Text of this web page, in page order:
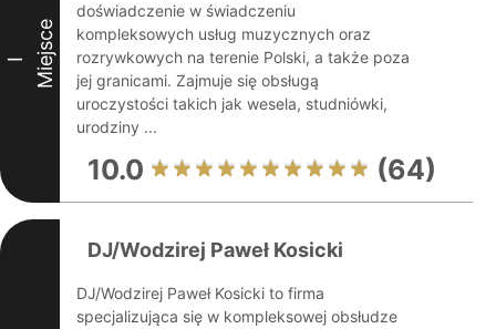
I Miejsce
doświadczenie w świadczeniu
kompleksowych usług muzycznych oraz
rozrywkowych na terenie Polski, a także poza
jej granicami. Zajmuje się obsługą
uroczystości takich jak wesela, studniówki,
urodziny ...
10.0 (64)
DJ/Wodzirej Paweł Kosicki
DJ/Wodzirej Paweł Kosicki to firma
specjalizująca się w kompleksowej obsłudze